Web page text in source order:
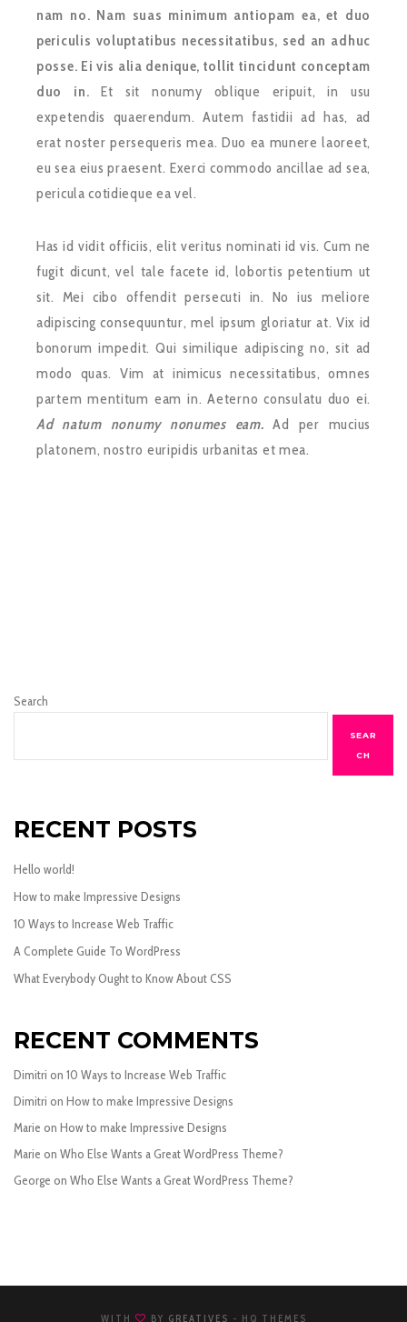
nam no. Nam suas minimum antiopam ea, et duo
periculis voluptatibus necessitatibus, sed an adhuc
posse. Ei vis alia denique, tollit tincidunt conceptam
duo in. Et sit nonumy oblique eripuit, in usu
expetendis quaerendum. Autem fastidii ad has, ad
erat noster persequeris mea. Duo ea munere laoreet,
eu sea eius praesent. Exerci commodo ancillae ad sea,
pericula cotidieque ea vel.
Has id vidit officiis, elit veritus nominati id vis. Cum ne
fugit dicunt, vel tale facete id, lobortis petentium ut
sit. Mei cibo offendit persecuti in. No ius meliore
adipiscing consequuntur, mel ipsum gloriatur at. Vix id
bonorum impedit. Qui similique adipiscing no, sit ad
modo quas. Vim at inimicus necessitatibus, omnes
partem mentitum eam in. Aeterno consulatu duo ei.
Ad natum nonumy nonumes eam. Ad per mucius
platonem, nostro euripidis urbanitas et mea.
Search
SEAR
CH
RECENT POSTS
Hello world!
How to make Impressive Designs
10 Ways to Increase Web Traffic
A Complete Guide To WordPress
What Everybody Ought to Know About CSS
RECENT COMMENTS
Dimitri on 10 Ways to Increase Web Traffic
Dimitri on How to make Impressive Designs
Marie on How to make Impressive Designs
Marie on Who Else Wants a Great WordPress Theme?
George on Who Else Wants a Great WordPress Theme?
WITH BY GREATIVES - HQ THEMES